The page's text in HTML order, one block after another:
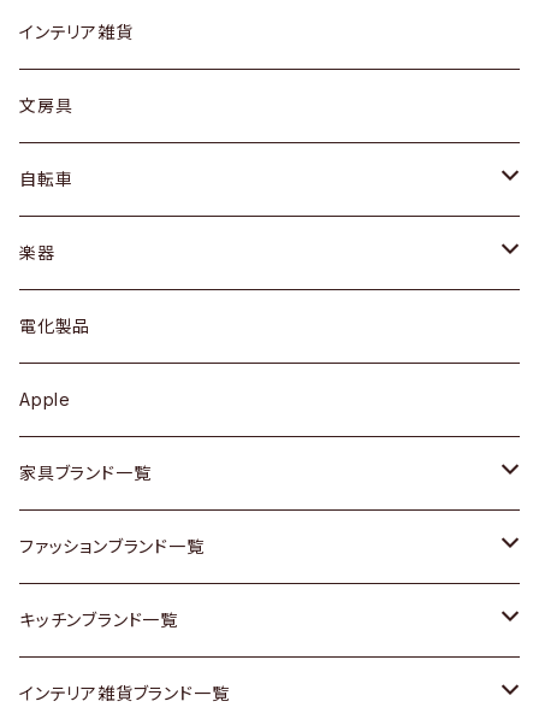
ローテーブル / サイドテーブル
デスク / コンソール
ドレッサー
シェルフ
キュリオケース / 飾り棚
カップボード / 食器棚
チェスト
その他家具
Vintageヴィンテージ / Antiqueアンティーク
Designers / デザイナーズ
フロアライト
リング
ピアス / イヤリング
財布
バッグ
アウター
トップス
ワンピース
ボトムス
靴
スカーフ
腕時計
Vintage / ヴィンテージ
グラス / タンブラー
カップ / マグ
プレート / ボウル
カトラリー
ケトル / ティーポット
鍋 / フライパン
Vintage / ヴィンテージ
銀製品
和物 / 作家物
その他キッチン雑貨
インテリア雑貨
文房具
自転車
dahon
楽器
ギター
ベース
その他楽器
電化製品
Apple
家具ブランド一覧
ACME Furniture / アクメ ファニチャー
ACTUS / アクタス
arflex / アルフレックス
ファッションブランド一覧
agnes b / アニエス ベー
BALLY / バリー
キッチンブランド一覧
ARABIA / アラビア
インテリア雑貨ブランド一覧